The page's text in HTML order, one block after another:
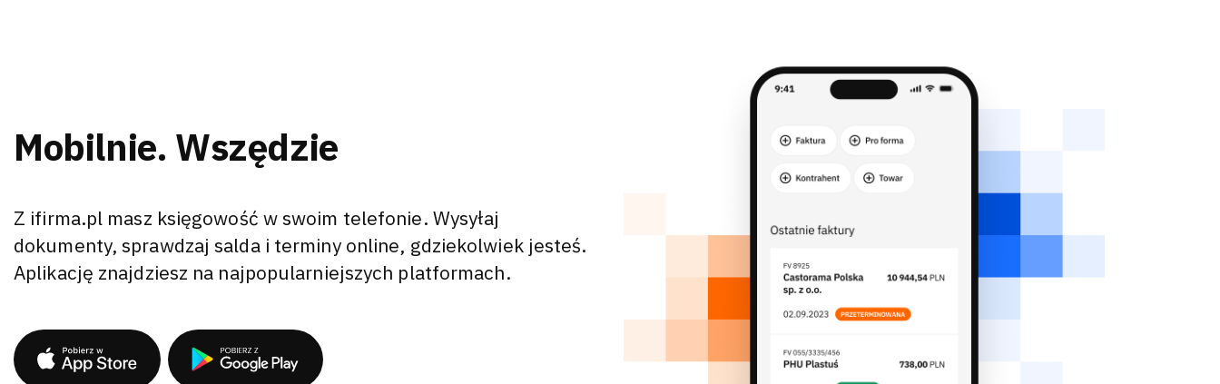
Mobilnie. Wszędzie
Z ifirma.pl masz księgowość w swoim telefonie. Wysyłaj
dokumenty, sprawdzaj salda i terminy online, gdziekolwiek jesteś.
Aplikację znajdziesz na najpopularniejszych platformach.